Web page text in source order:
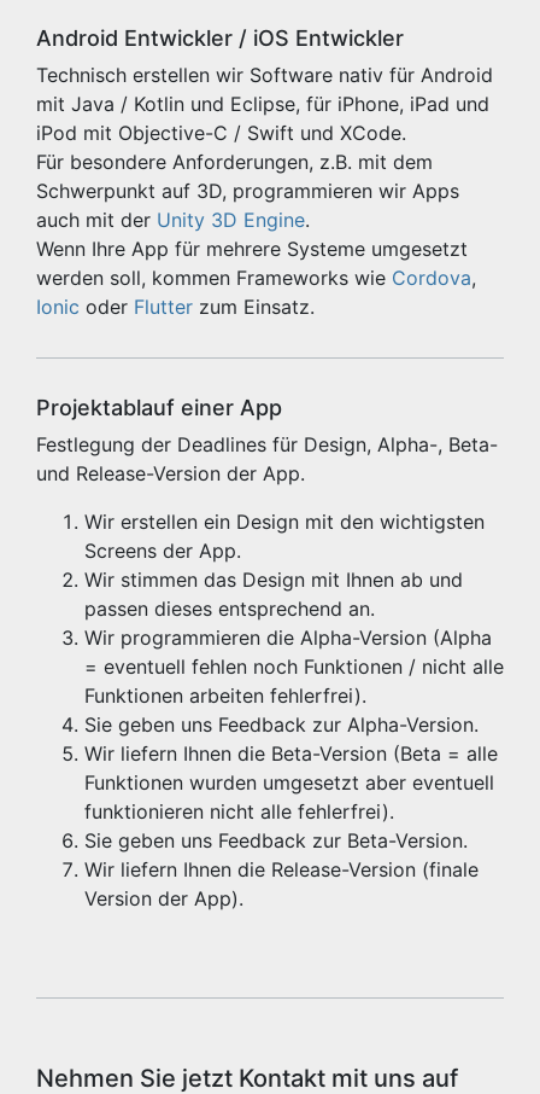
Android Entwickler / iOS Entwickler
Technisch erstellen wir Software nativ für Android
mit Java / Kotlin und Eclipse, für iPhone, iPad und
iPod mit Objective-C / Swift und XCode.
Für besondere Anforderungen, z.B. mit dem
Schwerpunkt auf 3D, programmieren wir Apps
auch mit der Unity 3D Engine.
Wenn Ihre App für mehrere Systeme umgesetzt
werden soll, kommen Frameworks wie Cordova,
Ionic oder Flutter zum Einsatz.
Projektablauf einer App
Festlegung der Deadlines für Design, Alpha-, Beta-
und Release-Version der App.
Wir erstellen ein Design mit den wichtigsten
Screens der App.
Wir stimmen das Design mit Ihnen ab und
passen dieses entsprechend an.
Wir programmieren die Alpha-Version (Alpha
= eventuell fehlen noch Funktionen / nicht alle
Funktionen arbeiten fehlerfrei).
Sie geben uns Feedback zur Alpha-Version.
Wir liefern Ihnen die Beta-Version (Beta = alle
Funktionen wurden umgesetzt aber eventuell
funktionieren nicht alle fehlerfrei).
Sie geben uns Feedback zur Beta-Version.
Wir liefern Ihnen die Release-Version (finale
Version der App).
Nehmen Sie jetzt Kontakt mit uns auf